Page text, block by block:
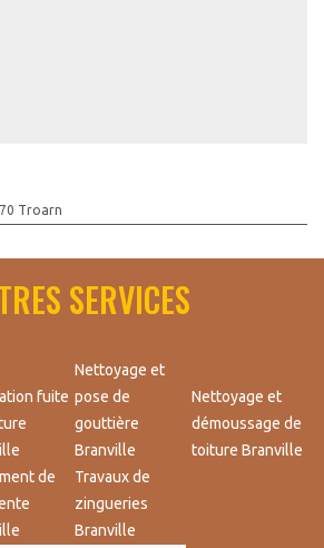
Troarn
SERVICES
fuite
Nettoyage et
pose de
gouttière
Branville
Nettoyage et
démoussage de
toiture Branville
de
Travaux de
zingueries
Branville